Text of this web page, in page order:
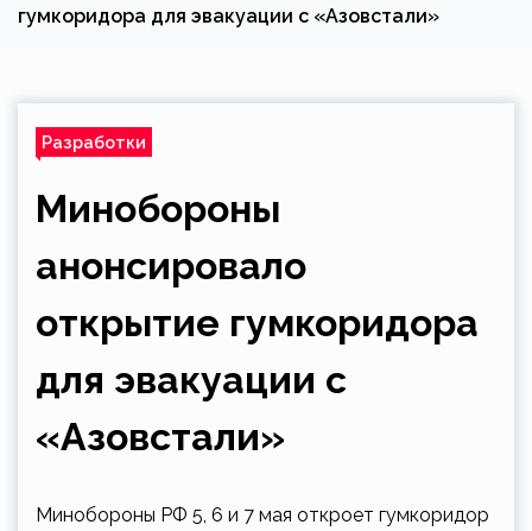
гумкоридора для эвакуации с «Азовстали»
Разработки
Минобороны
анонсировало
открытие гумкоридора
для эвакуации с
«Азовстали»
Минобороны РФ 5, 6 и 7 мая откроет гумкоридор